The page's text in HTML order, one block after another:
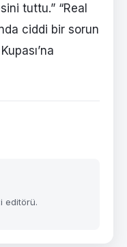
tuttu.” “Real
ciddi bir sorun
editörü.